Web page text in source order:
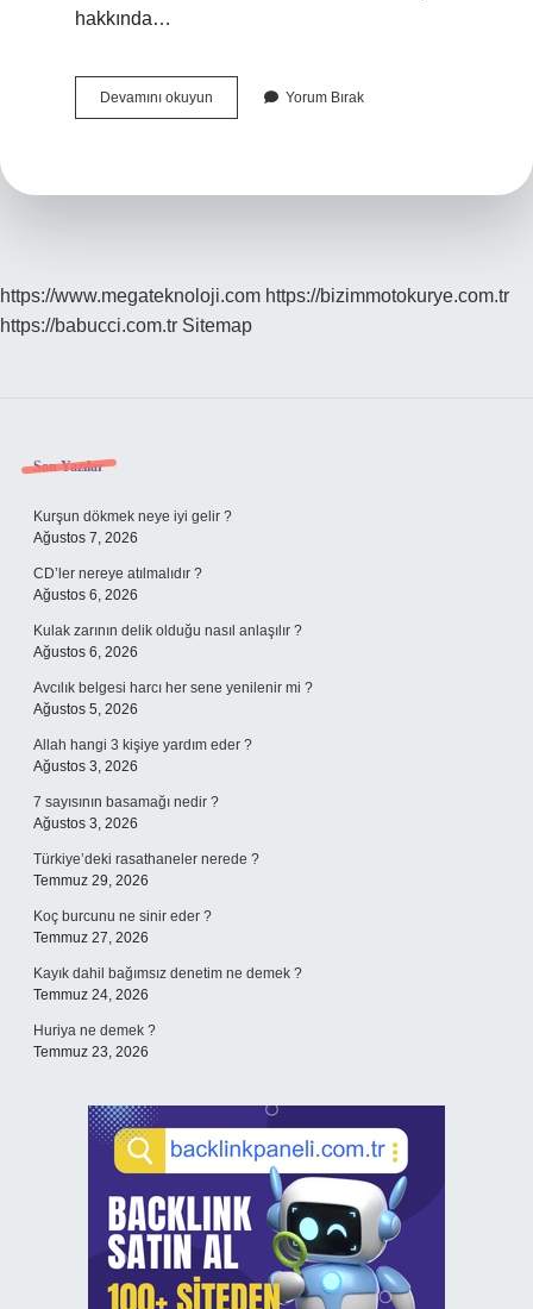
hakkında…
Devamını okuyun Biyografinin
Konusu
Yorum Bırak
https://www.megateknoloji.com https://bizimmotokurye.com.tr
https://babucci.com.tr Sitemap
Sidebar
Son Yazılar
Kurşun dökmek neye iyi gelir ?
Ağustos 7, 2026
CD’ler nereye atılmalıdır ?
Ağustos 6, 2026
Kulak zarının delik olduğu nasıl anlaşılır ?
Ağustos 6, 2026
Avcılık belgesi harcı her sene yenilenir mi ?
Ağustos 5, 2026
Allah hangi 3 kişiye yardım eder ?
Ağustos 3, 2026
7 sayısının basamağı nedir ?
Ağustos 3, 2026
Türkiye’deki rasathaneler nerede ?
Temmuz 29, 2026
Koç burcunu ne sinir eder ?
Temmuz 27, 2026
Kayık dahil bağımsız denetim ne demek ?
Temmuz 24, 2026
Huriya ne demek ?
Temmuz 23, 2026